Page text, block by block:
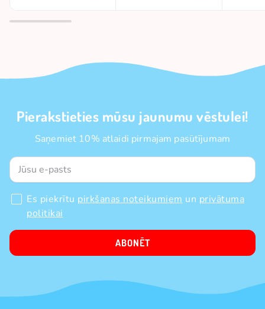
Pierakstieties mūsu jaunumu vēstulei!
Saņemiet 10% atlaidi pirmajam pasūtījumam
Es piekrītu pirkšanas noteikumiem un privātuma
politikai
ABONĒT